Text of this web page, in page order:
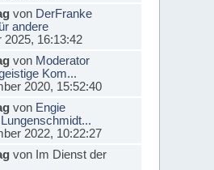
von DerFranke
andere
2025, 16:13:42
von Moderator
Kom...
2020, 15:52:40
von Engie
2022, 10:22:27
von Im Dienst der